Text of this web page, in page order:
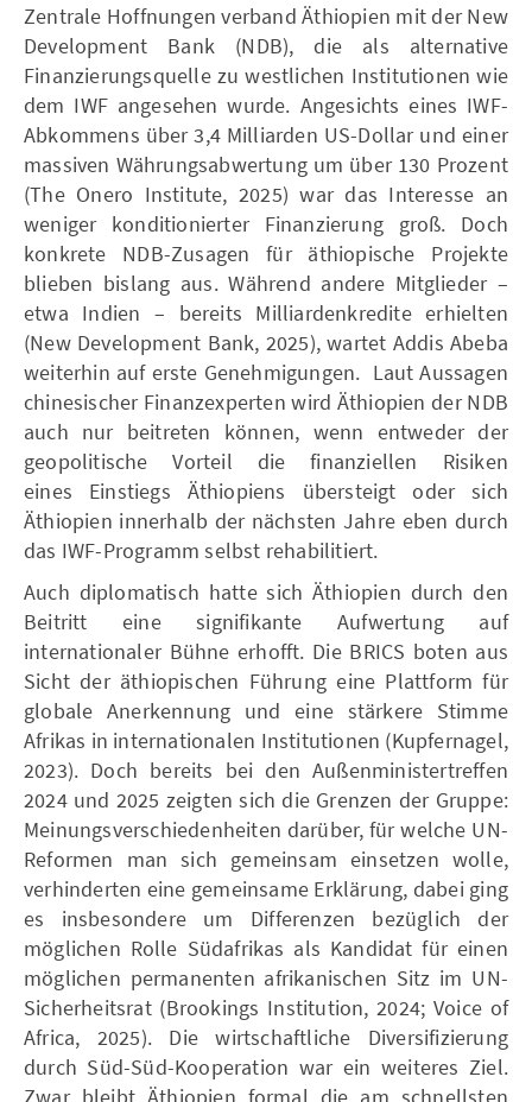
Zentrale Hoffnungen verband Äthiopien mit der New
Development Bank (NDB), die als alternative
Finanzierungsquelle zu westlichen Institutionen wie
dem IWF angesehen wurde. Angesichts eines IWF-
Abkommens über 3,4 Milliarden US-Dollar und einer
massiven Währungsabwertung um über 130 Prozent
(The Onero Institute, 2025) war das Interesse an
weniger konditionierter Finanzierung groß. Doch
konkrete NDB-Zusagen für äthiopische Projekte
blieben bislang aus. Während andere Mitglieder –
etwa Indien – bereits Milliardenkredite erhielten
(New Development Bank, 2025), wartet Addis Abeba
weiterhin auf erste Genehmigungen. Laut Aussagen
chinesischer Finanzexperten wird Äthiopien der NDB
auch nur beitreten können, wenn entweder der
geopolitische Vorteil die finanziellen Risiken
eines Einstiegs Äthiopiens übersteigt oder sich
Äthiopien innerhalb der nächsten Jahre eben durch
das IWF-Programm selbst rehabilitiert.
Auch diplomatisch hatte sich Äthiopien durch den
Beitritt eine signifikante Aufwertung auf
internationaler Bühne erhofft. Die BRICS boten aus
Sicht der äthiopischen Führung eine Plattform für
globale Anerkennung und eine stärkere Stimme
Afrikas in internationalen Institutionen (Kupfernagel,
2023). Doch bereits bei den Außenministertreffen
2024 und 2025 zeigten sich die Grenzen der Gruppe:
Meinungsverschiedenheiten darüber, für welche UN-
Reformen man sich gemeinsam einsetzen wolle,
verhinderten eine gemeinsame Erklärung, dabei ging
es insbesondere um Differenzen bezüglich der
möglichen Rolle Südafrikas als Kandidat für einen
möglichen permanenten afrikanischen Sitz im UN-
Sicherheitsrat (Brookings Institution, 2024; Voice of
Africa, 2025). Die wirtschaftliche Diversifizierung
durch Süd-Süd-Kooperation war ein weiteres Ziel.
Zwar bleibt Äthiopien formal die am schnellsten